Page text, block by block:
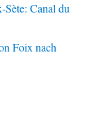
Canal du
Foix nach